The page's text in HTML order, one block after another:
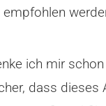
ich mir
dass